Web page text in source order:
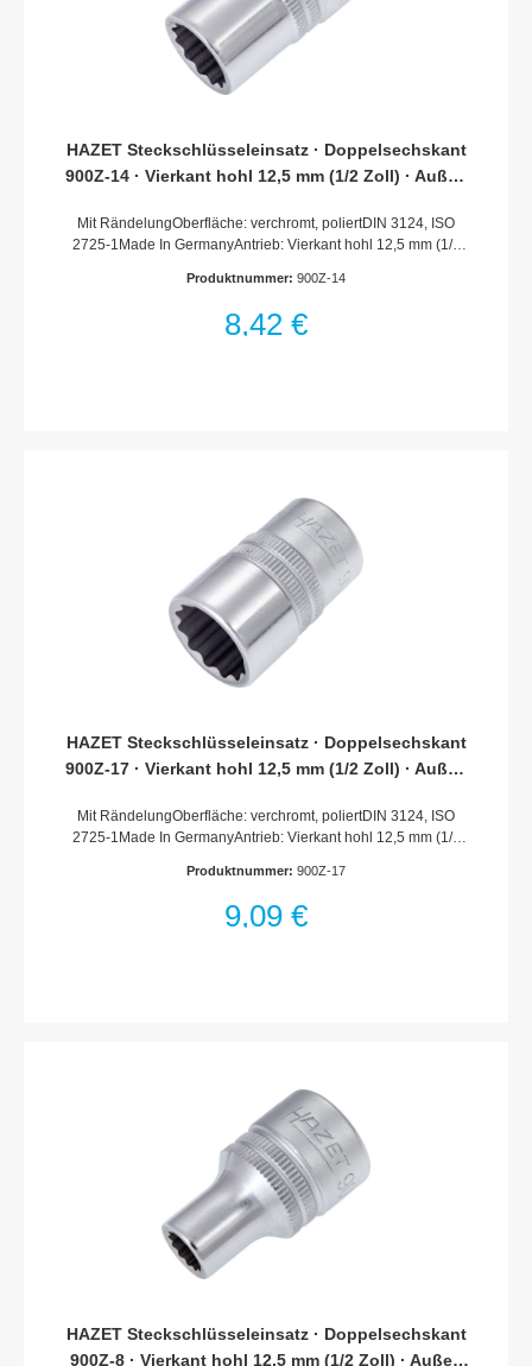
HAZET Steckschlüsseleinsatz · Doppelsechskant
900Z-14 · Vierkant hohl 12,5 mm (1/2 Zoll) · Außen
Mit RändelungOberfläche: verchromt, poliertDIN 3124, ISO
2725-1Made In GermanyAntrieb: Vierkant hohl 12,5 mm (1/2
TractionsprofilSchlüsselweite: 14 mmAbmessungen / Länge:
(am Antrieb): 22.5 mmNetto-Gewicht (kg): 0.06 kgFür
Produktnummer: 900Z-14
8,42 €
HAZET Steckschlüsseleinsatz · Doppelsechskant
900Z-17 · Vierkant hohl 12,5 mm (1/2 Zoll) · Außen
Mit RändelungOberfläche: verchromt, poliertDIN 3124, ISO
2725-1Made In GermanyAntrieb: Vierkant hohl 12,5 mm (1/2
TractionsprofilSchlüsselweite: 17 mmAbmessungen / Länge:
(am Antrieb): 22 mmNetto-Gewicht (kg): 0.06 kgFür
Produktnummer: 900Z-17
9,09 €
HAZET Steckschlüsseleinsatz · Doppelsechskant
900Z-8 · Vierkant hohl 12,5 mm (1/2 Zoll) · Außen